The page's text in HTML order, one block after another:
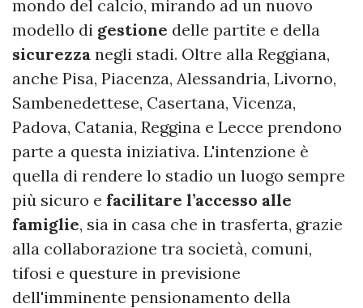
mondo del calcio, mirando ad un nuovo
modello di gestione delle partite e della
sicurezza negli stadi. Oltre alla Reggiana,
anche Pisa, Piacenza, Alessandria, Livorno,
Sambenedettese, Casertana, Vicenza,
Padova, Catania, Reggina e Lecce prendono
parte a questa iniziativa. L'intenzione è
quella di rendere lo stadio un luogo sempre
più sicuro e facilitare l’accesso alle
famiglie, sia in casa che in trasferta, grazie
alla collaborazione tra società, comuni,
tifosi e questure in previsione
dell'imminente pensionamento della